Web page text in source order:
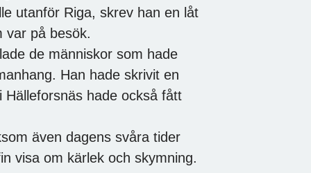
utanför Riga, skrev han en låt
var på besök.
de människor som hade
Han hade skrivit en
hade också fått
även dagens svåra tider
visa om kärlek och skymning.